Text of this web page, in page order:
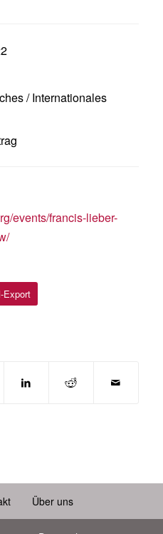
/ Internationales
events/francis-lieber-
Export
Über uns